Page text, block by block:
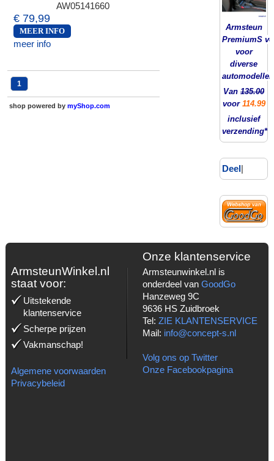
AW05141660
€ 79,99
MEER INFO
meer info
1
shop powered bymyShop.com
Armsteun
PremiumS
voor
diverse
automodellen
Van135.00
voor 114.99
inclusief
verzending*
Deel|
ArmsteunWinkel.nl
staat voor:
Uitstekende
klantenservice
Scherpe prijzen
Vakmanschap!
Algemene voorwaarden
Privacybeleid
Onze klantenservice
Armsteunwinkel.nl is
onderdeel van GoodGo
Hanzeweg 9C
9636 HS Zuidbroek
Tel: ZIE KLANTENSERVICE
Mail: info@concept-s.nl
Volg ons op Twitter
Onze Facebookpagina